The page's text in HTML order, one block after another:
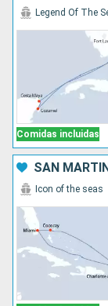
Comidas incluidas
Legend Of The
Icon of the seas